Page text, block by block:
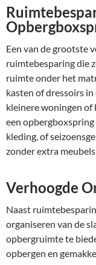
Een van de grootste
ruimtebesparing die
ruimte onder het
kasten of dressoirs
kleinere woningen
een
kleding, of
zonder extra
Verhoogde
Naast
organiseren van de
opbergruimte te
opbergen en